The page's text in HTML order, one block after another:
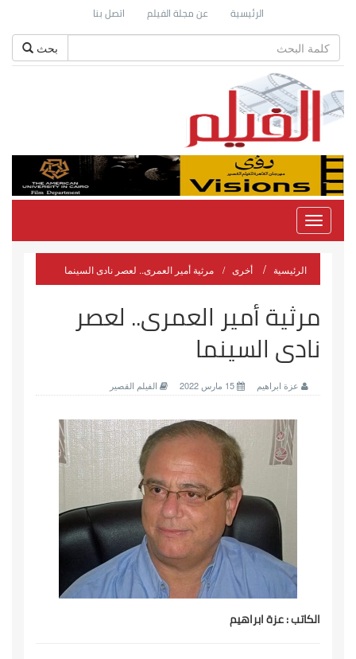
الرئيسية عن مجلة الفيلم اتصل بنا
بحث
Toggle
navigation
الرئيسية أخرى مرثية أمير العمرى.. لعصر نادى السينما
مرثية أمير العمرى.. لعصر
نادى السينما
عزة ابراهيم الفيلم القصير
الكاتب : عزة ابراهيم